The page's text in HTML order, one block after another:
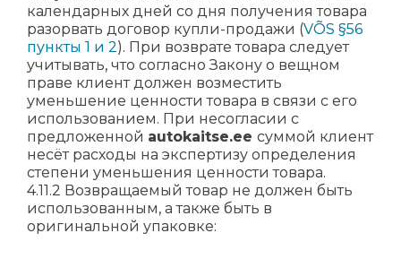
календарных дней со дня получения товара
разорвать договор купли-продажи (VÕS §56
пункты 1 и 2). При возврате товара следует
учитывать, что согласно Закону о вещном
праве клиент должен возместить
уменьшение ценности товара в связи с его
использованием. При несогласии с
предложенной autokaitse.ee суммой клиент
несёт расходы на экспертизу определения
степени уменьшения ценности товара.
4.11.2 Возвращаемый товар не должен быть
использованным, а также быть в
оригинальной упаковке: